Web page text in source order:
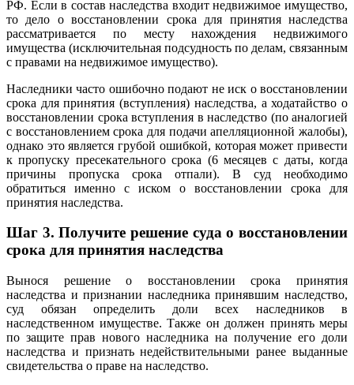
РФ. Если в состав наследства входит недвижимое имущество,
то дело о восстановлении срока для принятия наследства
рассматривается по месту нахождения недвижимого
имущества (исключительная подсудность по делам, связанным
с правами на недвижимое имущество).
Наследники часто ошибочно подают не иск о восстановлении
срока для принятия (вступления) наследства, а ходатайство о
восстановлении срока вступления в наследство (по аналогией
с восстановлением срока для подачи апелляционной жалобы),
однако это является грубой ошибкой, которая может привести
к пропуску пресекательного срока (6 месяцев с даты, когда
причины пропуска срока отпали). В суд необходимо
обратиться именно с иском о восстановлении срока для
принятия наследства.
Шаг 3. Получите решение суда о восстановлении
срока для принятия наследства
Вынося решение о восстановлении срока принятия
наследства и признании наследника принявшим наследство,
суд обязан определить доли всех наследников в
наследственном имуществе. Также он должен принять меры
по защите прав нового наследника на получение его доли
наследства и признать недействительными ранее выданные
свидетельства о праве на наследство.